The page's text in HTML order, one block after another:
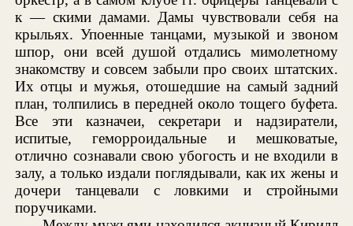
к — скими дамами. Дамы чувствовали себя на
крыльях. Упоенные танцами, музыкой и звоном
шпор, они всей душой отдались мимолетному
знакомству и совсем забыли про своих штатских.
Их отцы и мужья, отошедшие на самый задний
план, толпились в передней около тощего буфета.
Все эти казначеи, секретари и надзиратели,
испитые, геморроидальные и мешковатые,
отлично сознавали свою убогость и не входили в
залу, а только издали поглядывали, как их жены и
дочери танцевали с ловкими и стройными
поручиками.